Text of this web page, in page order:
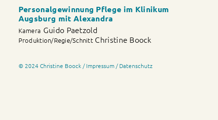
Personalgewinnung Pflege im Klinikum
Augsburg mit Alexandra
Kamera Guido Paetzold
Produktion/Regie/SchnittChristine Boock
© 2024 Christine Boock /Impressum/Datenschutz